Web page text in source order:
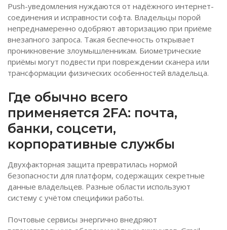
Push-уведомления нуждаются от надёжного интернет-
соединения и исправности софта. Владельцы порой
непреднамеренно одобряют авторизацию при приёме
внезапного запроса. Такая беспечность открывает
проникновение злоумышленникам. Биометрические
приёмы могут подвести при повреждении сканера или
трансформации физических особенностей владельца.
Где обычно всего
применяется 2FA: почта,
банки, соцсети,
корпоративные службы
Двухфакторная защита превратилась нормой
безопасности для платформ, содержащих секретные
данные владельцев. Разные области используют
систему с учётом специфики работы.
Почтовые сервисы энергично внедряют